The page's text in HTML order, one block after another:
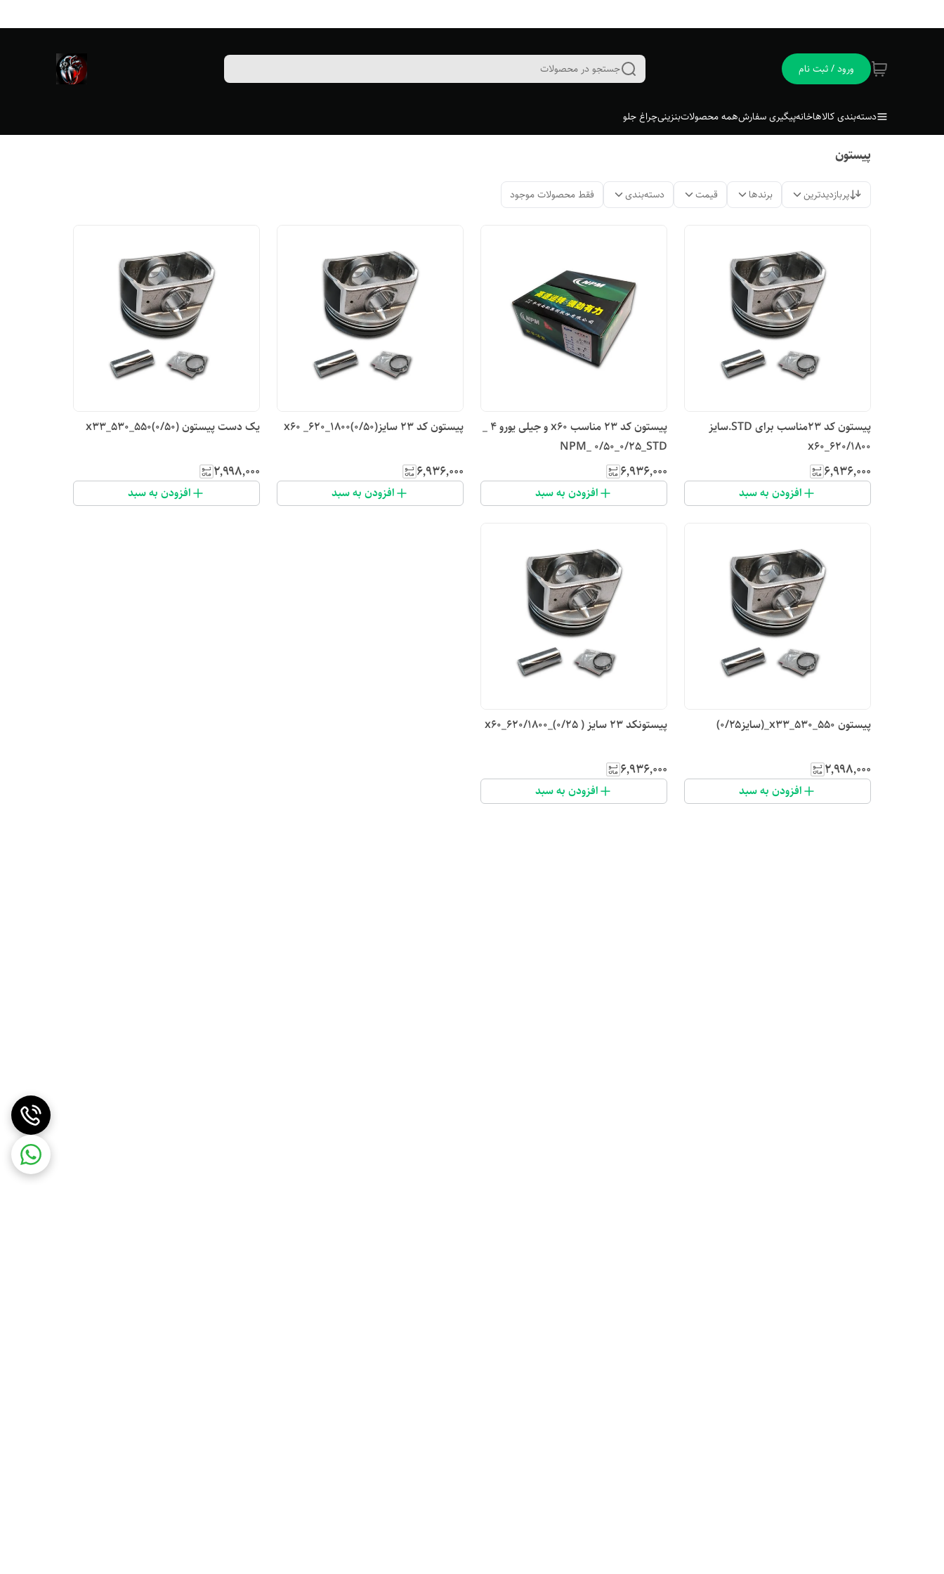
ورود / ثبت نام جستجو در محصولات
دسته‌بندی کالاهاخانهپیگیری سفارشهمه محصولاتبنزینیچراغ جلو
پیستون
پربازدیدترین برندها قیمت دسته‌بندی فقط محصولات موجود
پیستون کد ۲۳مناسب برای STD.سایز
x60_620/1800
۶٬۹۳۶٬۰۰۰
افزودن به سبد
پیستون کد ۲۳ مناسب x60 و جیلی یورو ۴ _
NPM_ 0/50_0/25_STD
۶٬۹۳۶٬۰۰۰
افزودن به سبد
پیستون کد ۲۳ سایز(۰/۵۰)۱۸۰۰_۶۲۰_ x60
۶٬۹۳۶٬۰۰۰
افزودن به سبد
یک دست پیستون (۰/۵۰)x33_530_550
۲٬۹۹۸٬۰۰۰
افزودن به سبد
پیستون x33_530_550_(سایز۰/۲۵)
۲٬۹۹۸٬۰۰۰
افزودن به سبد
پیستونکد ۲۳ سایز ( x60_620/1800_(0/25
۶٬۹۳۶٬۰۰۰
افزودن به سبد